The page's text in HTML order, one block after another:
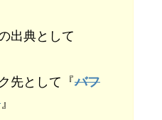
出典として
先として『バフ
』